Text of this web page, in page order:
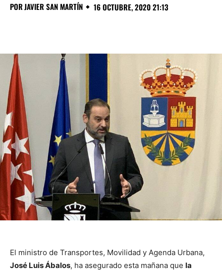
PORJAVIER SAN MARTÍN 16 OCTUBRE, 2020 21:13
El ministro de Transportes, Movilidad y Agenda Urbana,
José Luis Ábalos, ha asegurado esta mañana que la